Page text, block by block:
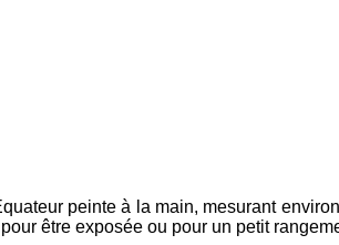
peinte à la main, mesurant
être exposée ou pour un petit